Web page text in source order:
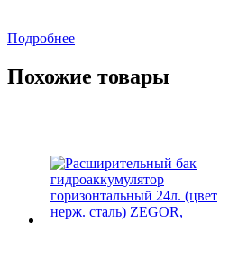
Подробнее
Похожие товары